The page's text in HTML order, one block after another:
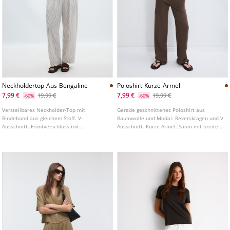
Neckholdertop-Aus-Bengaline
7,99 €
-60% 19,99 €
Verstellbares Neckholder-Top mit
Bindeband aus gleichem Stoff. V-
Ausschnitt. Frontverschluss mit
Poloshirt-Kurze-Armel
7,99 €
-60% 19,99 €
Gerade geschnittenes Poloshirt aus
Baumwolle und Modal. Reverskragen und V
Ausschnitt. Kurze Ärmel. Saum mit breitem